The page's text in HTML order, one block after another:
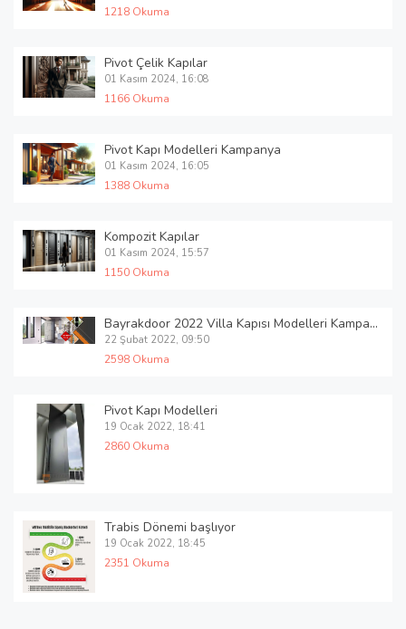
1218 Okuma
Pivot Çelik Kapılar
01 Kasım 2024, 16:08
1166 Okuma
Pivot Kapı Modelleri Kampanya
01 Kasım 2024, 16:05
1388 Okuma
Kompozit Kapılar
01 Kasım 2024, 15:57
1150 Okuma
Bayrakdoor 2022 Villa Kapısı Modelleri Kampanyası Başlamıştır
22 Şubat 2022, 09:50
2598 Okuma
Pivot Kapı Modelleri
19 Ocak 2022, 18:41
2860 Okuma
Trabis Dönemi başlıyor
19 Ocak 2022, 18:45
2351 Okuma